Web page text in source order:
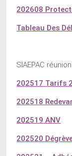
202608
Tableau Des
SIAEPAC
202517 Tarifs
202518
202519 ANV
202520